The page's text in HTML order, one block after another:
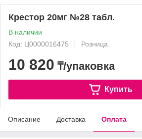
Крестор 20мг №28 табл.
В наличии
Код: Ц0000016475
Розница
10 820 ₸/упаковка
Купить
Описание Доставка Оплата